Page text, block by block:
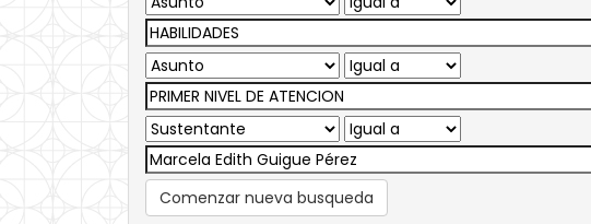
Comenzar nueva busqueda